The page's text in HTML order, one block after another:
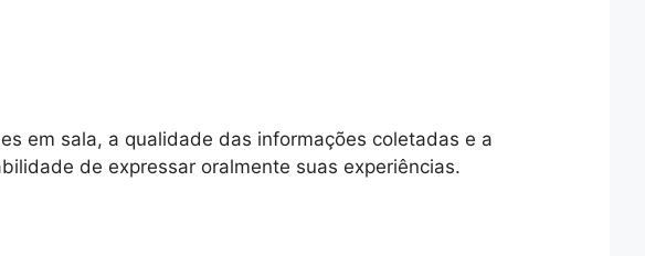
em sala, a qualidade das informações coletadas e a
de expressar oralmente suas experiências.